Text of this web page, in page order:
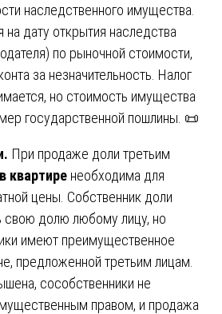
наследственного имущества.
на дату открытия наследства
по рыночной стоимости,
за незначительность. Налог
но стоимость имущества
государственной пошлины. 📜
При продаже доли третьим
квартире необходима для
цены. Собственник доли
свою долю любому лицу, но
имеют преимущественное
предложенной третьим лицам.
сособственники не
правом, и продажа